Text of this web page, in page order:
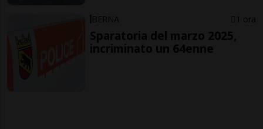
BERNA 1 ora
Sparatoria del marzo 2025,
incriminato un 64enne